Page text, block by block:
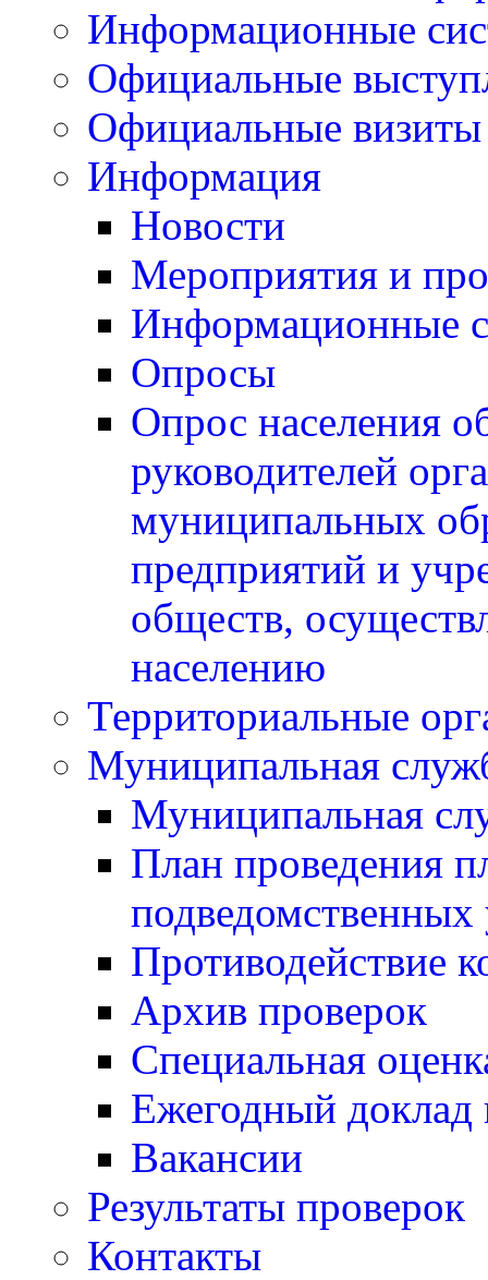
Информационные
Официальные
Официальные визиты
Информация
Новости
Мероприятия и
Информационные
Опросы
Опрос населения
руководителей
муниципальных
предприятий и
обществ,
населению
Территориальные
Муниципальная
Муниципальная
План проведения
Противодействие
Архив проверок
Специальная
Ежегодный доклад
Вакансии
Результаты проверок
Контакты